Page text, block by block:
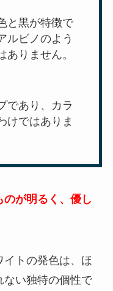
と黒が特徴で
ルビノのよう
ありません。
であり、カラ
けではありま
のが明るく、優し
トの発色は、ほ
ない独特の個性で